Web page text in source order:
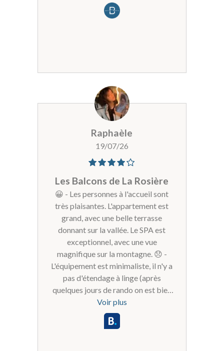
précédente. A noter que le parking
souterrain est devenu payant. Ces
Raphaèle
19/07/26
Les Balcons de La Rosière
😀 - Les personnes à l'accueil sont
très plaisantes. L'appartement est
grand, avec une belle terrasse
donnant sur la vallée. Le SPA est
exceptionnel, avec une vue
magnifique sur la montagne. 😞 -
L'équipement est minimaliste, il n'y a
pas d'étendage à linge (après
quelques jours de rando on est bien
content de pouvoir faire sécher son
linge!!). L'accès n'est pas super
pratique, c'est un chemin en terre, il
Voir plus